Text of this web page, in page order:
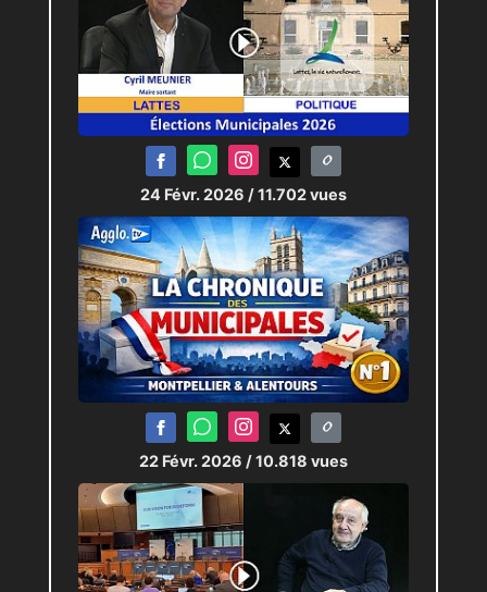
24 Févr. 2026 / 11.702 vues
22 Févr. 2026 / 10.818 vues